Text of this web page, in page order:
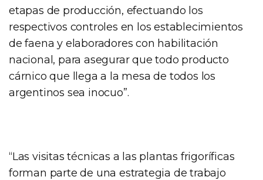
etapas de producción, efectuando los
respectivos controles en los establecimientos
de faena y elaboradores con habilitación
nacional, para asegurar que todo producto
cárnico que llega a la mesa de todos los
argentinos sea inocuo”.
“Las visitas técnicas a las plantas frigoríficas
forman parte de una estrategia de trabajo